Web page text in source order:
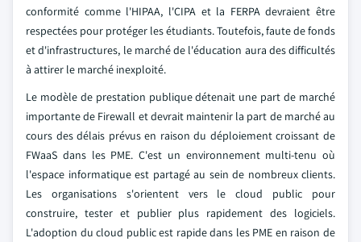
conformité comme l'HIPAA, l'CIPA et la FERPA devraient être
respectées pour protéger les étudiants. Toutefois, faute de fonds
et d'infrastructures, le marché de l'éducation aura des difficultés
à attirer le marché inexploité.
Le modèle de prestation publique détenait une part de marché
importante de Firewall et devrait maintenir la part de marché au
cours des délais prévus en raison du déploiement croissant de
FWaaS dans les PME. C'est un environnement multi-tenu où
l'espace informatique est partagé au sein de nombreux clients.
Les organisations s'orientent vers le cloud public pour
construire, tester et publier plus rapidement des logiciels.
L'adoption du cloud public est rapide dans les PME en raison de